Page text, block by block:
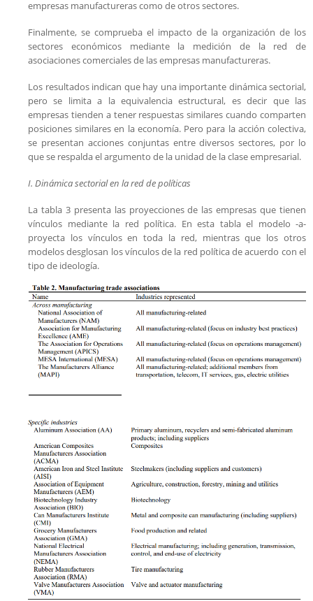
empresas manufactureras como de otros sectores.
Finalmente, se comprueba el impacto de la organización de los
sectores económicos mediante la medición de la red de
asociaciones comerciales de las empresas manufactureras.
Los resultados indican que hay una importante dinámica sectorial,
pero se limita a la equivalencia estructural, es decir que las
empresas tienden a tener respuestas similares cuando comparten
posiciones similares en la economía. Pero para la acción colectiva,
se presentan acciones conjuntas entre diversos sectores, por lo
que se respalda el argumento de la unidad de la clase empresarial.
I. Dinámica sectorial en la red de políticas
La tabla 3 presenta las proyecciones de las empresas que tienen
vínculos mediante la red política. En esta tabla el modelo -a-
proyecta los vínculos en toda la red, mientras que los otros
modelos desglosan los vínculos de la red política de acuerdo con el
tipo de ideología.